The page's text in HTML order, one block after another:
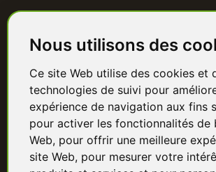
Nous utilisons des
Ce site Web utilise des cookies et
technologies de suivi pour
expérience de navigation aux fins
pour activer les fonctionnalités de
Web, pour offrir une meilleure
site Web, pour mesurer votre
Terrasse bois
Bardage bois
Charpente & ossature
Quincaillerie
Panneaux & isolants